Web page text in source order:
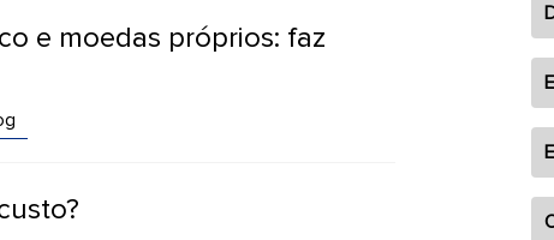
e moedas próprios: faz